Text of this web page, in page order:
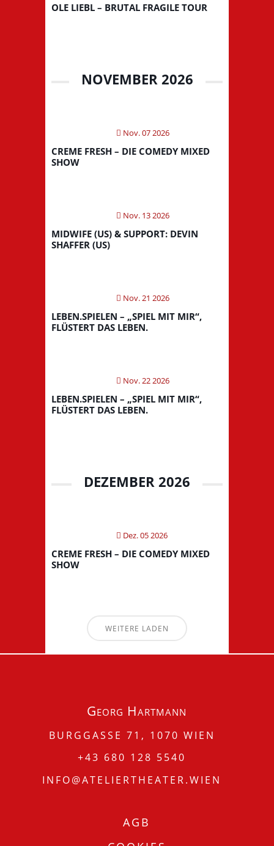
OLE LIEBL – BRUTAL FRAGILE TOUR
NOVEMBER 2026
Nov. 07 2026
CREME FRESH – DIE COMEDY MIXED
SHOW
Nov. 13 2026
MIDWIFE (US) & SUPPORT: DEVIN
SHAFFER (US)
Nov. 21 2026
LEBEN.SPIELEN – „SPIEL MIT MIR“,
FLÜSTERT DAS LEBEN.
Nov. 22 2026
LEBEN.SPIELEN – „SPIEL MIT MIR“,
FLÜSTERT DAS LEBEN.
DEZEMBER 2026
Dez. 05 2026
CREME FRESH – DIE COMEDY MIXED
SHOW
WEITERE LADEN
Georg Hartmann
BURGGASSE 71, 1070 WIEN
+43 680 128 5540
INFO@ATELIERTHEATER.WIEN
AGB